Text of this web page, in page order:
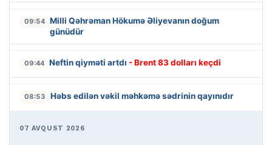
09:54 Milli Qəhrəman Hökumə Əliyevanın doğum
günüdür
09:44 Neftin qiyməti artdı - Brent 83 dolları keçdi
08:53 Həbs edilən vəkil məhkəmə sədrinin qayınıdır
07 AVQUST 2026